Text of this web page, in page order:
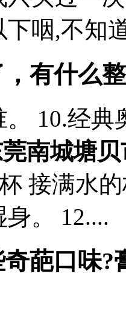
咽,不知
有什么
10.经
南城塘
接满水
。 12....
葩口味?